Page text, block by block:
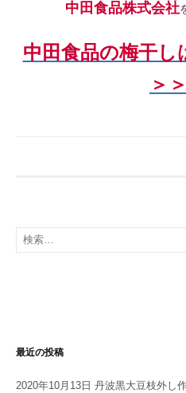
中田食品株式会社
中田食品の梅干し
＞
検
索:
最近の投稿
2020年10月13日 丹波黒大豆枝外し